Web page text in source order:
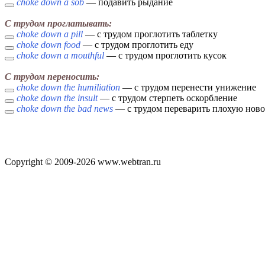
choke down a sob — подавить рыдание
С трудом проглатывать:
choke down a pill — с трудом проглотить таблетку
choke down food — с трудом проглотить еду
choke down a mouthful — с трудом проглотить кусок
С трудом переносить:
choke down the humiliation — с трудом перенести унижение
choke down the insult— с трудом стерпеть оскорбление
choke down the bad news — с трудом переварить плохую
Copyright © 2009-2026 www.webtran.ru